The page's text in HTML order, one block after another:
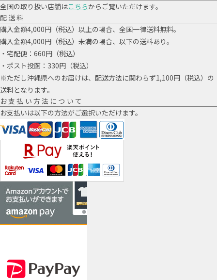
全国の取り扱い店舗はこちらからご覧いただけます。
配送料
購入金額4,000円（税込）以上の場合、全国一律送料無料。
購入金額4,000円（税込）未満の場合、以下の送料あり。
・宅配便：660円（税込）
・ポスト投函：330円（税込）
※ただし沖縄県へのお届けは、配送方法に関わらず1,100円（税込）の
送料となります。
お支払い方法について
お支払いは以下の方法がご選択いただけます。